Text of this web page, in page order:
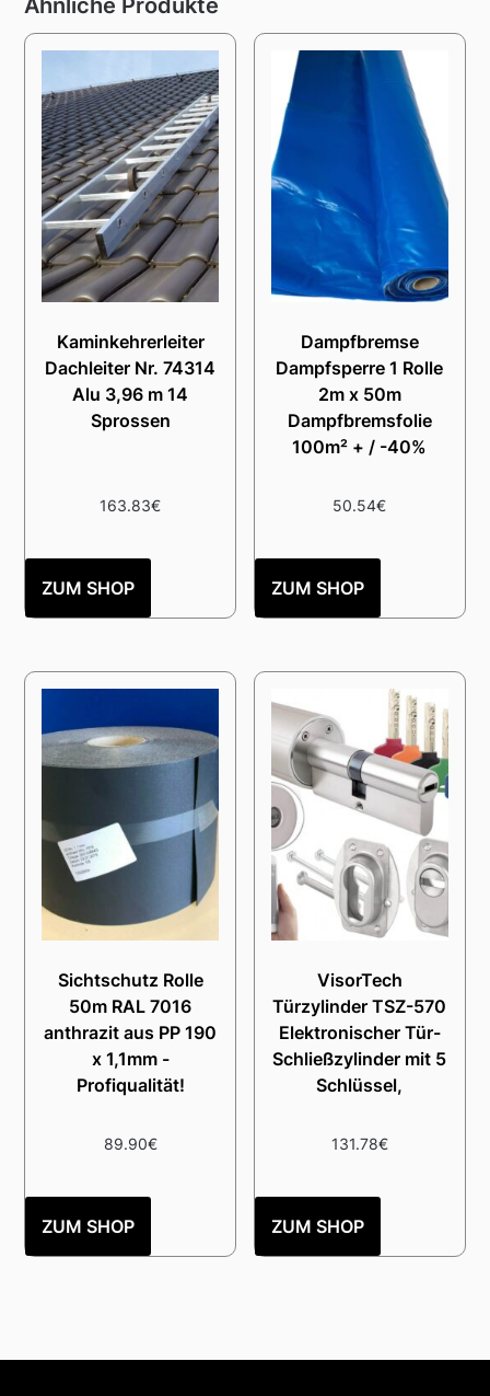
Ähnliche Produkte
Kaminkehrerleiter
Dachleiter Nr. 74314
Alu 3,96 m 14
Sprossen
163.83€
ZUM SHOP
Dampfbremse
Dampfsperre 1 Rolle
2m x 50m
Dampfbremsfolie
100m² + / -40%
50.54€
ZUM SHOP
Sichtschutz Rolle
50m RAL 7016
anthrazit aus PP 190
x 1,1mm -
Profiqualität!
89.90€
ZUM SHOP
VisorTech
Türzylinder TSZ-570
Elektronischer Tür-
Schließzylinder mit 5
Schlüssel,
131.78€
ZUM SHOP